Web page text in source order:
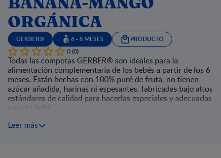
BANANA-MANGO
ORGÁNICA
GERBER® 6 - 8 MESES
PRODUCTO
0 (0)
Todas las compotas GERBER® son ideales para la
alimentación complementaria de los bebés a partir de los 6
meses. Están hechas con 100% puré de fruta, no tienen
azúcar añadida, harinas ni espesantes, fabricadas bajo altos
estándares de calidad para hacerlas especiales y adecuadas
para tu bebé.
Leer más